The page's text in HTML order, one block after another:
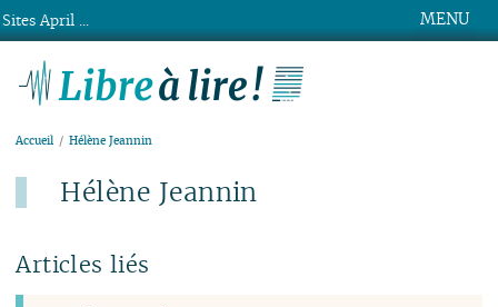
MENU
Accueil Hélène Jeannin
Hélène Jeannin
Articles liés
Sites April ...